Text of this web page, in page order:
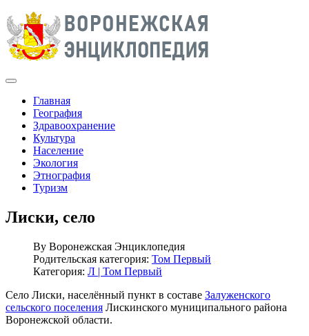
Главная
География
Здравоохранение
Культура
Население
Экология
Этнография
Туризм
Лиски, село
By Воронежская Энциклопедия
Родительская категория: Том Первый
Категория: Л | Том Первый
Село Лиски, населённый пункт в составе Залуженского
сельского поселения Лискинского муниципального района
Воронежской области.